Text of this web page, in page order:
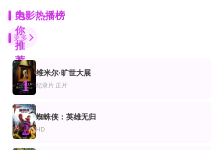
为
你
推
荐
HD
河岸杀手
HD
翼装飞行编年史
正片
加州分裂
HD
山河恋粤语
吴楚帆,紫罗莲,张瑛,黄曼梨,黄楚山
更新HD
末路迷途
宁桓宇,岳辛,吴弘,遇泓羊,李沫颔,付磊,张雨提,袁川航,魏华
HD国语
惊情奇案
王梓宁,文东俊,张子璇,王岗,郑初晨
电影热播榜
更多
1
维米尔·旷世大展
纪录片 正片
2
蜘蛛侠：英雄无归
HD